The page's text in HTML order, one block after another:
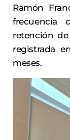
Ramón
frecuencia
retención
registrada
meses.